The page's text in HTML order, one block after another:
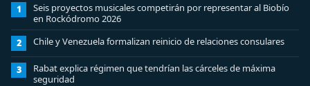
1
Seis proyectos musicales competirán por representar al Biobío
en Rockódromo 2026
2 Chile y Venezuela formalizan reinicio de relaciones consulares
3
Rabat explica régimen que tendrían las cárceles de máxima
seguridad